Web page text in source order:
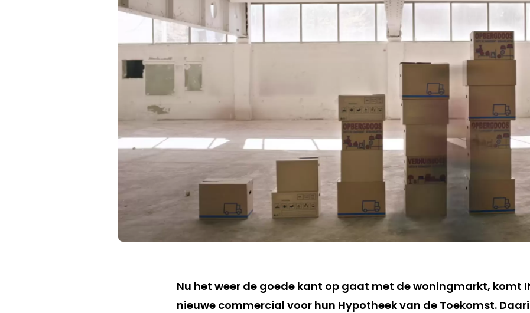
Nu het weer de goede kant op gaat met de woningmarkt, komt
nieuwe commercial voor hun Hypotheek van de Toekomst.